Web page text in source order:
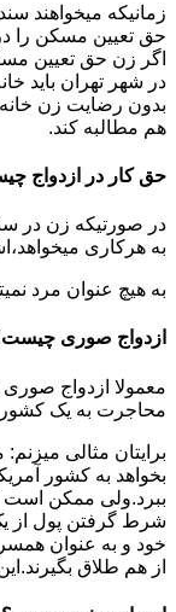
زمانیکه میخواهند
حق تعیین مسکن را
اگر زن حق تعیین
در شهر تهران باید
بدون رضایت زن خانه
هم مطالبه کند.
حق کار در ازدواج
در صورتیکه زن در
به هرکاری
به هیچ عنوان مرد
ازدواج صوری
معمولا ازدواج
محاجرت به یک کشور
برایتان مثالی
بخواهد به کشور
ببرد.ولی ممکن است
شرط گرفتن پول از یک
خود و به عنوان همسر
از هم طلاق